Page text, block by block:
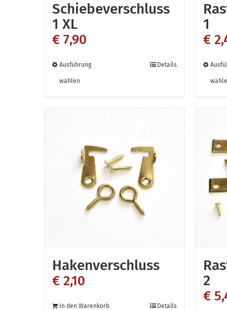
Schiebeverschluss
1 XL
€ 7,90
Ausführung
wählen
Die
Optionen
können
auf
gewählt
Details
1
€
Hakenverschluss
€ 2,10
In den Warenkorb Details
2
€